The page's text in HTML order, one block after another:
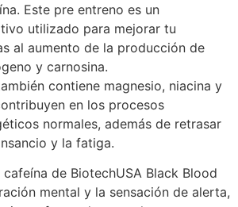
Este pre entreno es un
utilizado para mejorar tu
al aumento de la producción de
y carnosina.
contiene magnesio, niacina y
en los procesos
normales, además de retrasar
y la fatiga.
de BiotechUSA Black Blood
mental y la sensación de alerta,